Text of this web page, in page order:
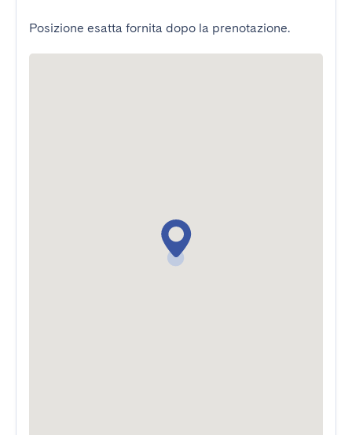
Posizione esatta fornita dopo la prenotazione.